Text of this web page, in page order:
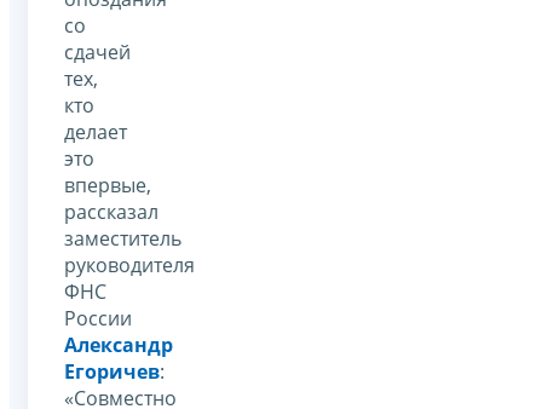
со
сдачей
тех,
кто
делает
это
впервые,
рассказал
заместитель
руководителя
ФНС
России
Александр
Егоричев:
«Совместно